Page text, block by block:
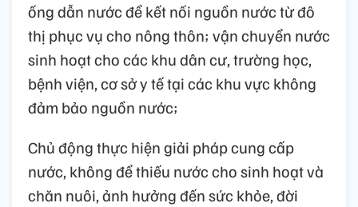
ống dẫn nước để kết nối nguồn nước từ đô
thị phục vụ cho nông thôn; vận chuyển nước
sinh hoạt cho các khu dân cư, trường học,
bệnh viện, cơ sở y tế tại các khu vực không
đảm bảo nguồn nước;
Chủ động thực hiện giải pháp cung cấp
nước, không để thiếu nước cho sinh hoạt và
chăn nuôi, ảnh hưởng đến sức khỏe, đời